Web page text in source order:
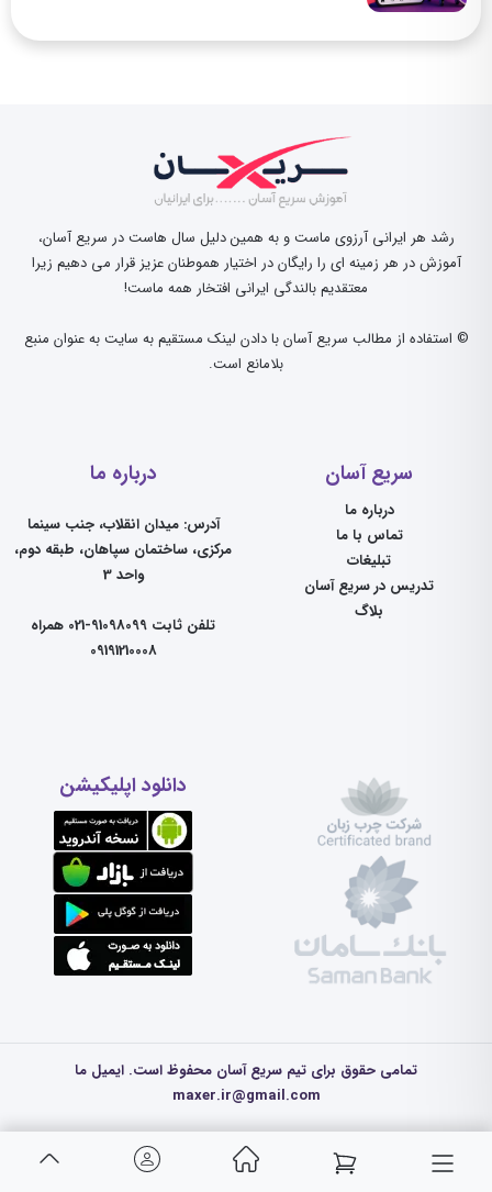
رشد هر ایرانی آرزوی ماست و به همین دلیل سال هاست در سریع آسان،
آموزش در هر زمینه ای را رایگان در اختیار هموطنان عزیز قرار می دهیم زیرا
معتقدیم بالندگی ایرانی افتخار همه ماست!
© استفاده از مطالب سریع آسان با دادن لینک مستقیم به سایت به عنوان منبع
بلامانع است.
سریع آسان
درباره ما
تماس با ما
تبلیغات
تدریس در سریع آسان
بلاگ
درباره ما
آدرس: میدان انقلاب، جنب سینما
مرکزی، ساختمان سپاهان، طبقه دوم،
واحد 3
تلفن ثابت 91098099-021 همراه
09191210008
دانلود اپلیکیشن
تمامی حقوق برای تیم سریع آسان محفوظ است. ایمیل ما
maxer.ir@gmail.com